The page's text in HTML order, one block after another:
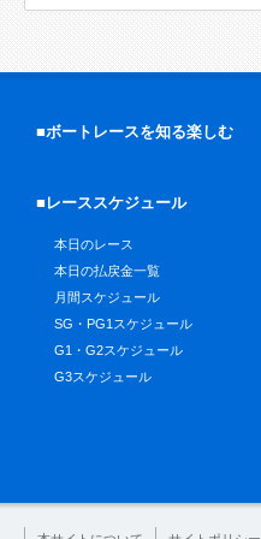
■ボートレースを知る楽しむ
■レーススケジュール
本日のレース
本日の払戻金一覧
月間スケジュール
SG・PG1スケジュール
G1・G2スケジュール
G3スケジュール